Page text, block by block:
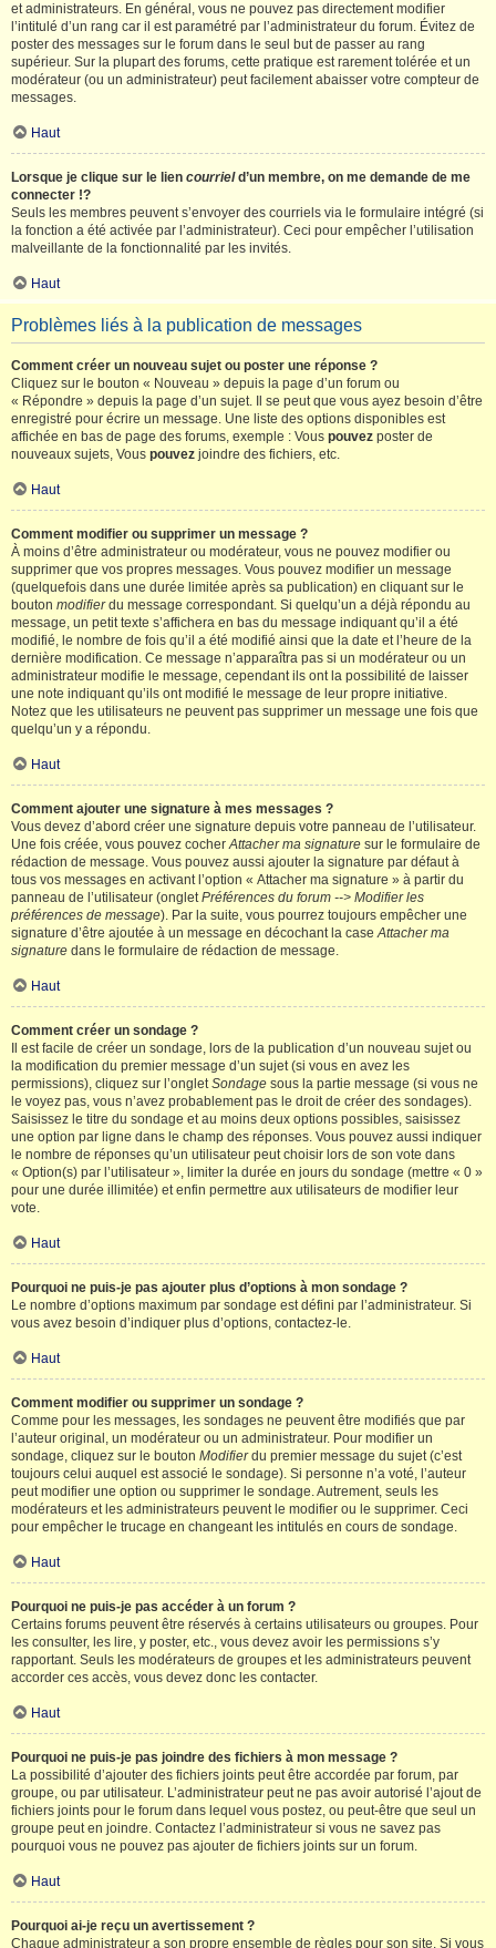
et administrateurs. En général, vous ne pouvez pas directement modifier
l’intitulé d’un rang car il est paramétré par l’administrateur du forum. Évitez de
poster des messages sur le forum dans le seul but de passer au rang
supérieur. Sur la plupart des forums, cette pratique est rarement tolérée et un
modérateur (ou un administrateur) peut facilement abaisser votre compteur de
messages.
Haut
Lorsque je clique sur le lien courrield’un membre, on me demande de me
connecter !?
Seuls les membres peuvent s’envoyer des courriels via le formulaire intégré (si
la fonction a été activée par l’administrateur). Ceci pour empêcher l’utilisation
malveillante de la fonctionnalité par les invités.
Haut
Problèmes liés à la publication de messages
Comment créer un nouveau sujet ou poster une réponse ?
Cliquez sur le bouton « Nouveau » depuis la page d’un forum ou
« Répondre » depuis la page d’un sujet. Il se peut que vous ayez besoin d’être
enregistré pour écrire un message. Une liste des options disponibles est
affichée en bas de page des forums, exemple : Vous pouvez poster de
nouveaux sujets, Vous pouvez joindre des fichiers, etc.
Haut
Comment modifier ou supprimer un message ?
À moins d’être administrateur ou modérateur, vous ne pouvez modifier ou
supprimer que vos propres messages. Vous pouvez modifier un message
(quelquefois dans une durée limitée après sa publication) en cliquant sur le
bouton modifierdu message correspondant. Si quelqu’un a déjà répondu au
message, un petit texte s’affichera en bas du message indiquant qu’il a été
modifié, le nombre de fois qu’il a été modifié ainsi que la date et l’heure de la
dernière modification. Ce message n’apparaîtra pas si un modérateur ou un
administrateur modifie le message, cependant ils ont la possibilité de laisser
une note indiquant qu’ils ont modifié le message de leur propre initiative.
Notez que les utilisateurs ne peuvent pas supprimer un message une fois que
quelqu’un y a répondu.
Haut
Comment ajouter une signature à mes messages ?
Vous devez d’abord créer une signature depuis votre panneau de l’utilisateur.
Une fois créée, vous pouvez cocherAttacher ma signature sur le formulaire de
rédaction de message. Vous pouvez aussi ajouter la signature par défaut à
tous vos messages en activant l’option « Attacher ma signature » à partir du
panneau de l’utilisateur (ongletPréférences du forum --> Modifier les
préférences de message). Par la suite, vous pourrez toujours empêcher une
signature d’être ajoutée à un message en décochant la caseAttacher ma
signature dans le formulaire de rédaction de message.
Haut
Comment créer un sondage ?
Il est facile de créer un sondage, lors de la publication d’un nouveau sujet ou
la modification du premier message d’un sujet (si vous en avez les
permissions), cliquez sur l’ongletSondage sous la partie message (si vous ne
le voyez pas, vous n’avez probablement pas le droit de créer des sondages).
Saisissez le titre du sondage et au moins deux options possibles, saisissez
une option par ligne dans le champ des réponses. Vous pouvez aussi indiquer
le nombre de réponses qu’un utilisateur peut choisir lors de son vote dans
« Option(s) par l’utilisateur », limiter la durée en jours du sondage (mettre « 0 »
pour une durée illimitée) et enfin permettre aux utilisateurs de modifier leur
vote.
Haut
Pourquoi ne puis-je pas ajouter plus d’options à mon sondage ?
Le nombre d’options maximum par sondage est défini par l’administrateur. Si
vous avez besoin d’indiquer plus d’options, contactez-le.
Haut
Comment modifier ou supprimer un sondage ?
Comme pour les messages, les sondages ne peuvent être modifiés que par
l’auteur original, un modérateur ou un administrateur. Pour modifier un
sondage, cliquez sur le bouton Modifierdu premier message du sujet (c’est
toujours celui auquel est associé le sondage). Si personne n’a voté, l’auteur
peut modifier une option ou supprimer le sondage. Autrement, seuls les
modérateurs et les administrateurs peuvent le modifier ou le supprimer. Ceci
pour empêcher le trucage en changeant les intitulés en cours de sondage.
Haut
Pourquoi ne puis-je pas accéder à un forum ?
Certains forums peuvent être réservés à certains utilisateurs ou groupes. Pour
les consulter, les lire, y poster, etc., vous devez avoir les permissions s’y
rapportant. Seuls les modérateurs de groupes et les administrateurs peuvent
accorder ces accès, vous devez donc les contacter.
Haut
Pourquoi ne puis-je pas joindre des fichiers à mon message ?
La possibilité d’ajouter des fichiers joints peut être accordée par forum, par
groupe, ou par utilisateur. L’administrateur peut ne pas avoir autorisé l’ajout de
fichiers joints pour le forum dans lequel vous postez, ou peut-être que seul un
groupe peut en joindre. Contactez l’administrateur si vous ne savez pas
pourquoi vous ne pouvez pas ajouter de fichiers joints sur un forum.
Haut
Pourquoi ai-je reçu un avertissement ?
Chaque administrateur a son propre ensemble de règles pour son site. Si vous